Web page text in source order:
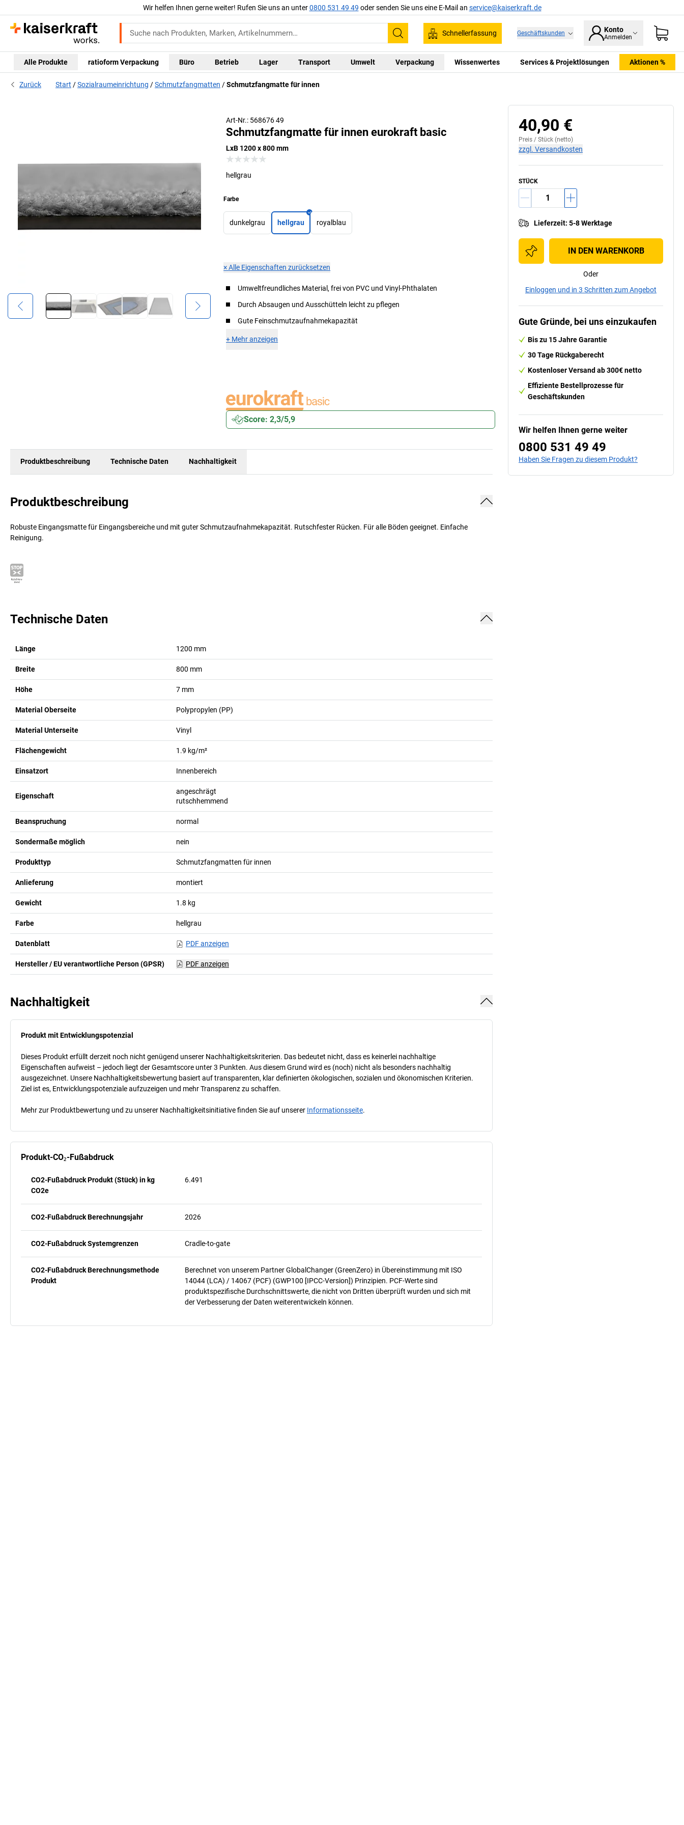
Wir helfen Ihnen gerne weiter! Rufen Sie uns an unter0800 531 49 49 oder senden Sie uns eine E-Mail an service@kaiserkraft.de
Suchen
Schnellerfassung Geschäftskunden Konto
Anmelden
Alle Produkte ratioform Verpackung Büro Betrieb Lager Transport Umwelt Verpackung Wissenwertes Services & Projektlösungen Aktionen %
Zurück Start Sozialraumeinrichtung Schmutzfangmatten Schmutzfangmatte für innen
Art-Nr.: 568676 49
Schmutzfangmatte für innen eurokraft basic
LxB 1200 x 800 mm
hellgrau
Farbe
dunkelgrau hellgrau royalblau
×Alle Eigenschaften zurücksetzen
Umweltfreundliches Material, frei von PVC und Vinyl-Phthalaten
Durch Absaugen und Ausschütteln leicht zu pflegen
Gute Feinschmutzaufnahmekapazität
+ Mehr anzeigen
Score: 2,3/5,9
Produktbeschreibung Technische Daten Nachhaltigkeit
Produktbeschreibung
Robuste Eingangsmatte für Eingangsbereiche und mit guter Schmutzaufnahmekapazität. Rutschfester Rücken. Für alle Böden geeignet. Einfache
Reinigung.
Technische Daten
Länge 1200 mm
Breite 800 mm
Höhe 7 mm
Material Oberseite Polypropylen (PP)
Material Unterseite Vinyl
Flächengewicht 1.9 kg/m²
Einsatzort Innenbereich
Eigenschaft
angeschrägt
rutschhemmend
Beanspruchung normal
Sondermaße möglich nein
Produkttyp Schmutzfangmatten für innen
Anlieferung montiert
Gewicht 1.8 kg
Farbe hellgrau
Datenblatt PDF anzeigen
Hersteller / EU verantwortliche Person (GPSR) PDF anzeigen
Nachhaltigkeit
Produkt mit Entwicklungspotenzial
Dieses Produkt erfüllt derzeit noch nicht genügend unserer Nachhaltigkeitskriterien. Das bedeutet nicht, dass es keinerlei nachhaltige
Eigenschaften aufweist – jedoch liegt der Gesamtscore unter 3 Punkten. Aus diesem Grund wird es (noch) nicht als besonders nachhaltig
ausgezeichnet. Unsere Nachhaltigkeitsbewertung basiert auf transparenten, klar definierten ökologischen, sozialen und ökonomischen Kriterien.
Ziel ist es, Entwicklungspotenziale aufzuzeigen und mehr Transparenz zu schaffen.
Mehr zur Produktbewertung und zu unserer Nachhaltigkeitsinitiative finden Sie auf unserer Informationsseite.
Produkt-CO₂-Fußabdruck
CO2-Fußabdruck Produkt (Stück) in kg
CO2e
6.491
CO2-Fußabdruck Berechnungsjahr 2026
CO2-Fußabdruck Systemgrenzen Cradle-to-gate
CO2-Fußabdruck Berechnungsmethode
Produkt
Berechnet von unserem Partner GlobalChanger (GreenZero) in Übereinstimmung mit ISO
14044 (LCA) / 14067 (PCF) (GWP100 [IPCC-Version]) Prinzipien. PCF-Werte sind
produktspezifische Durchschnittswerte, die nicht von Dritten überprüft wurden und sich mit
der Verbesserung der Daten weiterentwickeln können.
40,90 €
Preis / Stück (netto)
zzgl. Versandkosten
STÜCK
Lieferzeit: 5-8 Werktage
IN DEN WARENKORB
Oder
Einloggen und in 3 Schritten zum Angebot
Gute Gründe, bei uns einzukaufen
Bis zu 15 Jahre Garantie
30 Tage Rückgaberecht
Kostenloser Versand ab 300€ netto
Effiziente Bestellprozesse für
Geschäftskunden
Wir helfen Ihnen gerne weiter
0800 531 49 49
Haben Sie Fragen zu diesem Produkt?